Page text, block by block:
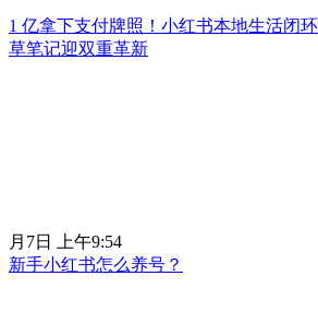
1 亿拿下支付牌照！小红书本地生活闭
草笔记迎双重革新
月7日 上午9:54
新手小红书怎么养号？